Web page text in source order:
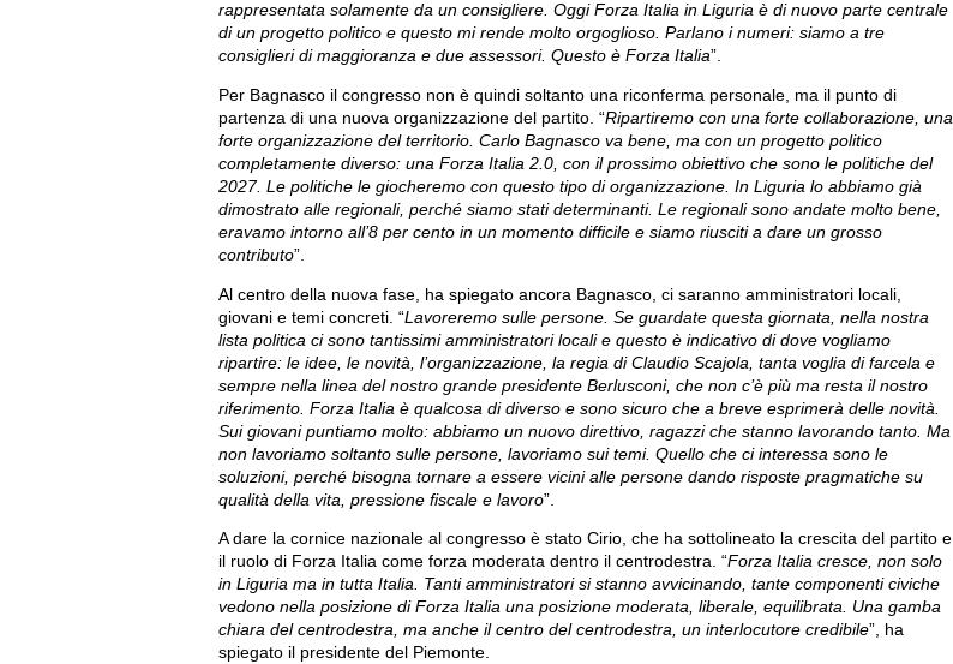
rappresentata solamente da un consigliere. Oggi Forza Italia in Liguria è di nuovo parte centrale
di un progetto politico e questo mi rende molto orgoglioso. Parlano i numeri: siamo a tre
consiglieri di maggioranza e due assessori. Questo è Forza Italia”.
Per Bagnasco il congresso non è quindi soltanto una riconferma personale, ma il punto di
partenza di una nuova organizzazione del partito. “Ripartiremo con una forte collaborazione, una
forte organizzazione del territorio. Carlo Bagnasco va bene, ma con un progetto politico
completamente diverso: una Forza Italia 2.0, con il prossimo obiettivo che sono le politiche del
2027. Le politiche le giocheremo con questo tipo di organizzazione. In Liguria lo abbiamo già
dimostrato alle regionali, perché siamo stati determinanti. Le regionali sono andate molto bene,
eravamo intorno all’8 per cento in un momento difficile e siamo riusciti a dare un grosso
contributo”.
Al centro della nuova fase, ha spiegato ancora Bagnasco, ci saranno amministratori locali,
giovani e temi concreti. “Lavoreremo sulle persone. Se guardate questa giornata, nella nostra
lista politica ci sono tantissimi amministratori locali e questo è indicativo di dove vogliamo
ripartire: le idee, le novità, l’organizzazione, la regia di Claudio Scajola, tanta voglia di farcela e
sempre nella linea del nostro grande presidente Berlusconi, che non c’è più ma resta il nostro
riferimento. Forza Italia è qualcosa di diverso e sono sicuro che a breve esprimerà delle novità.
Sui giovani puntiamo molto: abbiamo un nuovo direttivo, ragazzi che stanno lavorando tanto. Ma
non lavoriamo soltanto sulle persone, lavoriamo sui temi. Quello che ci interessa sono le
soluzioni, perché bisogna tornare a essere vicini alle persone dando risposte pragmatiche su
qualità della vita, pressione fiscale e lavoro”.
A dare la cornice nazionale al congresso è stato Cirio, che ha sottolineato la crescita del partito e
il ruolo di Forza Italia come forza moderata dentro il centrodestra. “Forza Italia cresce, non solo
in Liguria ma in tutta Italia. Tanti amministratori si stanno avvicinando, tante componenti civiche
vedono nella posizione di Forza Italia una posizione moderata, liberale, equilibrata. Una gamba
chiara del centrodestra, ma anche il centro del centrodestra, un interlocutore credibile”, ha
spiegato il presidente del Piemonte.